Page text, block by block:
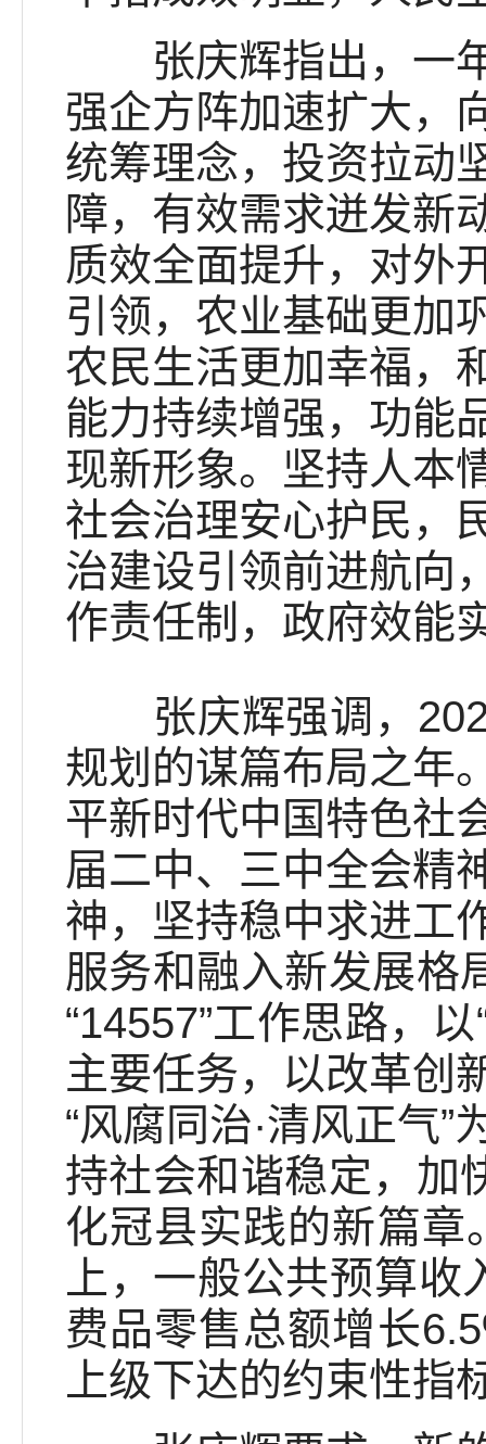
张庆辉指出，一年
强企方阵加速扩大，
统筹理念，投资拉动
障，有效需求迸发新
质效全面提升，对外
引领，农业基础更加
农民生活更加幸福，
能力持续增强，功能
现新形象。坚持人本
社会治理安心护民，
治建设引领前进航向
作责任制，政府效能
张庆辉强调，2025
规划的谋篇布局之年
平新时代中国特色社
届二中、三中全会精
神，坚持稳中求进工
服务和融入新发展格
“14557”工作思路，
主要任务，以改革创
“风腐同治·清风正气
持社会和谐稳定，加
化冠县实践的新篇章
上，一般公共预算
费品零售总额增长
上级下达的约束性指